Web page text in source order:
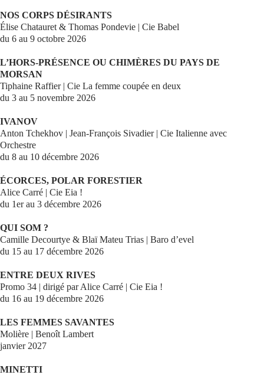
NOS CORPS DÉSIRANTS
Élise Chatauret & Thomas Pondevie | Cie Babel
du 6 au 9 octobre 2026
L’HORS-PRÉSENCE OU CHIMÈRES DU PAYS DE
MORSAN
Tiphaine Raffier | Cie La femme coupée en deux
du 3 au 5 novembre 2026
IVANOV
Anton Tchekhov | Jean-François Sivadier | Cie Italienne avec
Orchestre
du 8 au 10 décembre 2026
ÉCORCES, POLAR FORESTIER
Alice Carré | Cie Eia !
du 1er au 3 décembre 2026
QUI SOM ?
Camille Decourtye & Blaï Mateu Trias | Baro d’evel
du 15 au 17 décembre 2026
ENTRE DEUX RIVES
Promo 34 | dirigé par Alice Carré | Cie Eia !
du 16 au 19 décembre 2026
LES FEMMES SAVANTES
Molière | Benoît Lambert
janvier 2027
MINETTI